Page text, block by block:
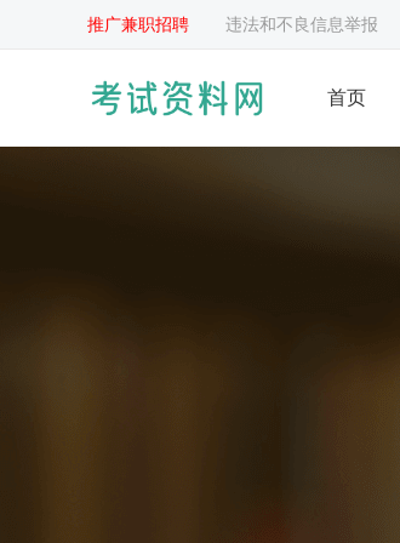
推广兼职招聘 违法和不良信息举报
首页